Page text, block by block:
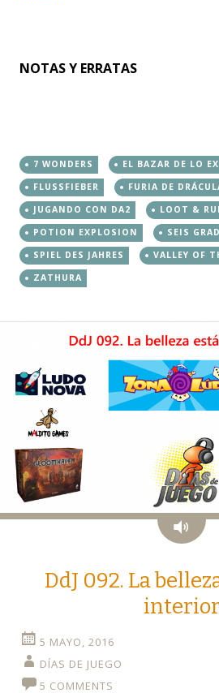
NOTAS Y ERRATAS
7 WONDERS
EL BAZAR DE LO
FLUSSFIEBER
FURIA DE
JUGANDO CON DA2
LOOT &
POTION EXPLOSION
SEIS
SPIEL DES JAHRES
VALLEY OF
ZATHURA
DdJ 092. La
interior
5 MAYO, 2016
DÍAS DE JUEGO
5 COMMENTS